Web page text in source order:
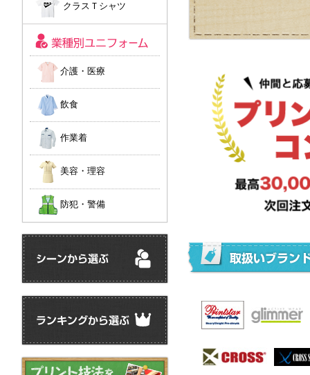
クラスＴシャツ
介護・医療
飲食
作業着
美容・理容
防犯・警備